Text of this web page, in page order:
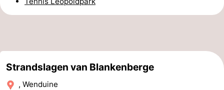
Het
Vlaanderen
-
Gent
-
Ieper
De
Strandslagen van Blankenberge
, Wenduine